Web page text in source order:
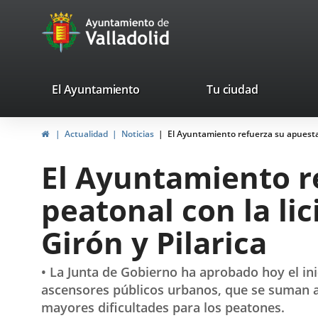
Portal
Web
Ayuntamiento
de
valladolid.es
El Ayuntamiento Tu ciudad
InicioActualidad Noticias El Ayuntamiento refuerza su
El Ayuntamiento
peatonal con la
Girón y Pilarica
• La Junta de Gobierno ha aprobado hoy el
ascensores públicos urbanos, que se
mayores dificultades para los peatones.